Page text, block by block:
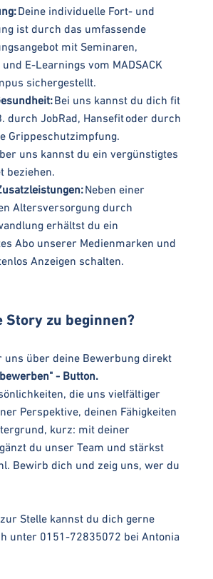
Deine individuelle Fort- und
ist durch das umfassende
mit Seminaren,
E-Learnings vom MADSACK
sichergestellt.
Bei uns kannst du dich fit
durch JobRad, Hansefit oder durch
Grippeschutzimpfung.
uns kannst du ein vergünstigtes
beziehen.
Neben einer
Altersversorgung durch
erhältst du ein
Abo unserer Medienmarken und
Anzeigen schalten.
Story zu beginnen?
uns über deine Bewerbung direkt
- Button.
die uns vielfältiger
Perspektive, deinen Fähigkeiten
kurz: mit deiner
du unser Team und stärkst
Bewirb dich und zeig uns, wer du
Stelle kannst du dich gerne
unter 0151-72835072 bei Antonia